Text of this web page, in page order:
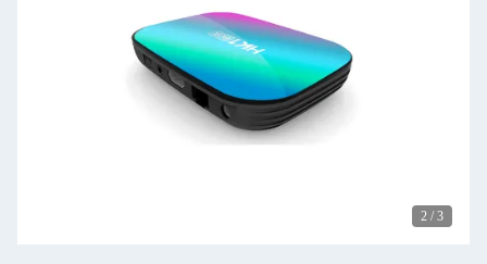
2 / 3